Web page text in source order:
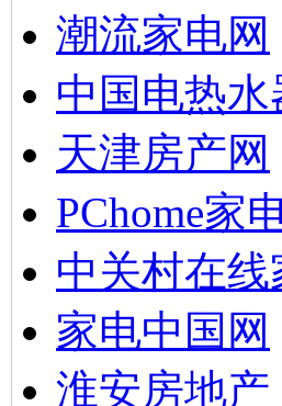
潮流家电网
中国电热水
天津房产网
PChome家
中关村在线
家电中国网
淮安房地产